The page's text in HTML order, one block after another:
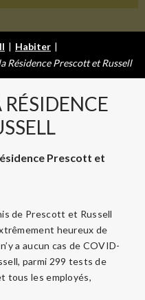
| Habiter |
Résidence Prescott et Russell
RÉSIDENCE
Prescott et
de Prescott et Russell
heureux de
a aucun cas de COVID-
parmi 299 tests de
tous les employés,